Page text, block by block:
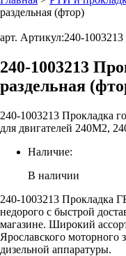
раздельная (фтор)
арт. Артикул:240-1003213
240-1003213
раздельная
240-1003213 Прокладка
для двигателей 240М2,
Наличие:
В наличии
240-1003213 Прокладка
недорого с быстрой
магазине. Широкий
Ярославского моторного
дизельной аппаратуры.